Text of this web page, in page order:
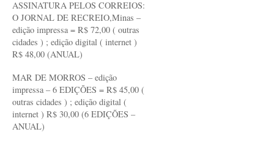
ASSINATURA PELOS CORREIOS:
O JORNAL DE RECREIO,Minas –
edição impressa = R$ 72,00 ( outras
cidades ) ; edição digital ( internet )
R$ 48,00 (ANUAL)
MAR DE MORROS – edição
impressa – 6 EDIÇÕES = R$ 45,00 (
outras cidades ) ; edição digital (
internet ) R$ 30,00 (6 EDIÇÕES –
ANUAL)